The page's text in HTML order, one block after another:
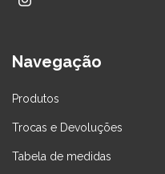
Navegação
Produtos
Trocas e Devoluções
Tabela de medidas